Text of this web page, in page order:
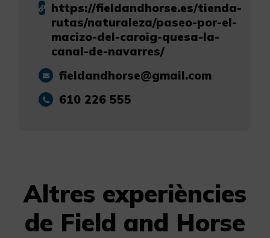
https://fieldandhorse.es/tienda-
rutas/naturaleza/paseo-por-el-
macizo-del-caroig-quesa-la-
canal-de-navarres/
fieldandhorse@gmail.com
610 226 555
Altres experiències
de Field and Horse